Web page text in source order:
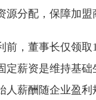
分配，保障加盟
，董事长仅领
薪资是维持基
薪酬随企业盈